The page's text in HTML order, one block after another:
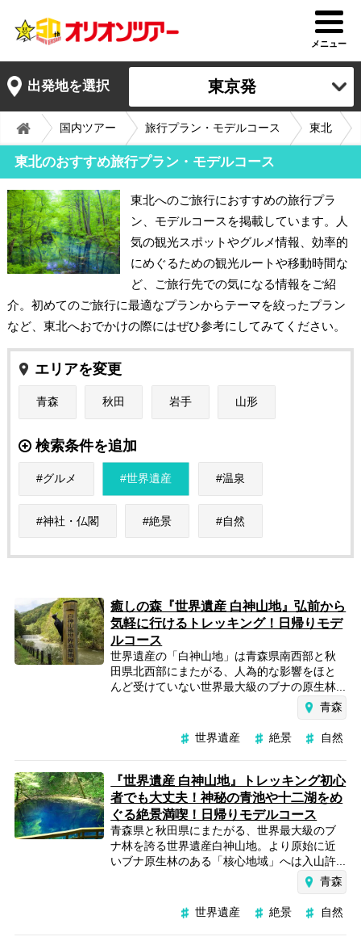
メニュー
出発地を選択 東京発
国内ツアー 旅行プラン・モデルコース 東北
東北のおすすめ旅行プラン・モデルコース
東北へのご旅行におすすめの旅行プラ
ン、モデルコースを掲載しています。人
気の観光スポットやグルメ情報、効率的
にめぐるための観光ルートや移動時間な
ど、ご旅行先での気になる情報をご紹
介。初めてのご旅行に最適なプランからテーマを絞ったプラン
など、東北へおでかけの際にはぜひ参考にしてみてください。
エリアを変更
青森 秋田 岩手 山形
検索条件を追加
グルメ 世界遺産 温泉
神社・仏閣 絶景 自然
癒しの森『世界遺産 白神山地』弘前から
気軽に行けるトレッキング！日帰りモデ
ルコース
世界遺産の「白神山地」は青森県南西部と秋
田県北西部にまたがる、人為的な影響をほと
んど受けていない世界最大級のブナの原生林...
青森
世界遺産 絶景 自然
『世界遺産 白神山地』トレッキング初心
者でも大丈夫！神秘の青池や十二湖をめ
ぐる絶景満喫！日帰りモデルコース
青森県と秋田県にまたがる、世界最大級のブ
ナ林を誇る世界遺産白神山地。より原始に近
いブナ原生林のある「核心地域」へは入山許...
青森
世界遺産 絶景 自然